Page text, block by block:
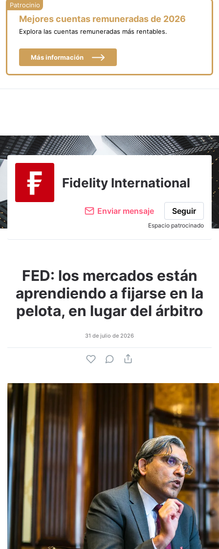
Mejores cuentas remuneradas de 2026
Explora las cuentas remuneradas más rentables.
Más información
Fidelity International
Enviar mensaje Seguir
Espacio patrocinado
FED: los mercados están
aprendiendo a fijarse en la
pelota, en lugar del árbitro
31 de julio de 2026